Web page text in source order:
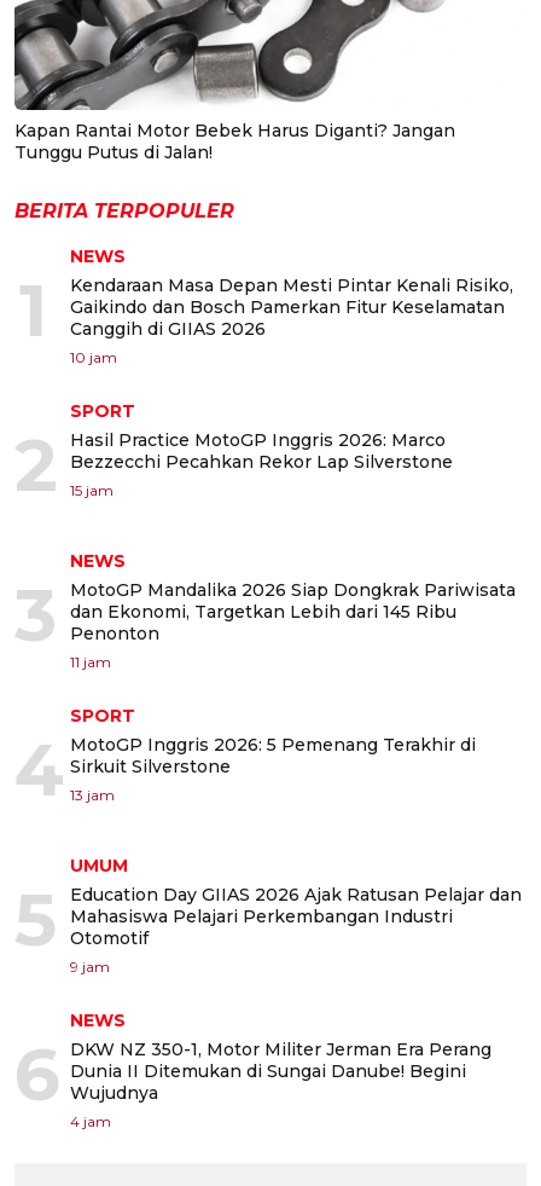
Kapan Rantai Motor Bebek Harus Diganti? Jangan
Tunggu Putus di Jalan!
BERITA TERPOPULER
1
NEWS
Kendaraan Masa Depan Mesti Pintar Kenali Risiko,
Gaikindo dan Bosch Pamerkan Fitur Keselamatan
Canggih di GIIAS 2026
10 jam
2
SPORT
Hasil Practice MotoGP Inggris 2026: Marco
Bezzecchi Pecahkan Rekor Lap Silverstone
15 jam
3
NEWS
MotoGP Mandalika 2026 Siap Dongkrak Pariwisata
dan Ekonomi, Targetkan Lebih dari 145 Ribu
Penonton
11 jam
4
SPORT
MotoGP Inggris 2026: 5 Pemenang Terakhir di
Sirkuit Silverstone
13 jam
5
UMUM
Education Day GIIAS 2026 Ajak Ratusan Pelajar dan
Mahasiswa Pelajari Perkembangan Industri
Otomotif
9 jam
6
NEWS
DKW NZ 350-1, Motor Militer Jerman Era Perang
Dunia II Ditemukan di Sungai Danube! Begini
Wujudnya
4 jam